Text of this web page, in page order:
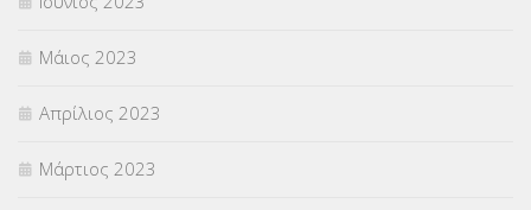
Μάιος 2023
Απρίλιος 2023
Μάρτιος 2023